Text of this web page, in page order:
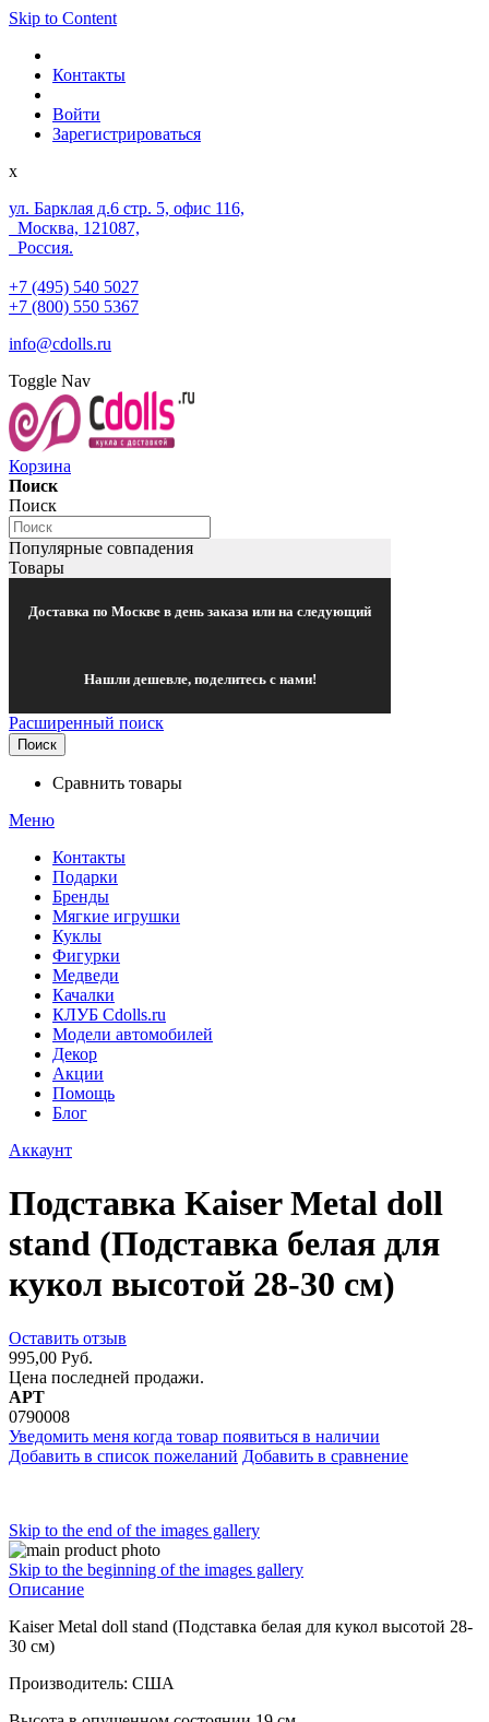
Skip to Content
Контакты
Войти
Зарегистрироваться
x
ул. Барклая д.6 стр. 5, офис 116,
Москва, 121087,
Россия.
+7 (495) 540 5027
+7 (800) 550 5367
info@cdolls.ru
Toggle Nav
Корзина
Поиск
Поиск
Популярные совпадения
Товары
Доставка по Москве в день заказа или на следующий
Нашли дешевле, поделитесь с нами!
Расширенный поиск
Поиск
Сравнить товары
Меню
Контакты
Подарки
Бренды
Мягкие игрушки
Куклы
Фигурки
Медведи
Качалки
КЛУБ Cdolls.ru
Модели автомобилей
Декор
Акции
Помощь
Блог
Аккаунт
Подставка Kaiser Metal doll
stand (Подставка белая для
кукол высотой 28-30 см)
Оставить отзыв
995,00 Руб.
Цена последней продажи.
АРТ
0790008
Уведомить меня когда товар появиться в наличии
Добавить в список пожеланий Добавить в сравнение
Skip to the end of the images gallery
Skip to the beginning of the images gallery
Описание
Kaiser Metal doll stand (Подставка белая для кукол высотой 28-
30 см)
Производитель: США